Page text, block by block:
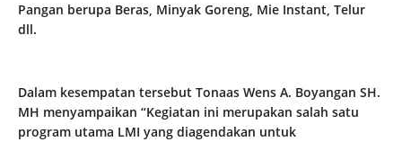
Pangan berupa Beras, Minyak Goreng, Mie Instant, Telur
dll.
Dalam kesempatan tersebut Tonaas Wens A. Boyangan SH.
MH menyampaikan “Kegiatan ini merupakan salah satu
program utama LMI yang diagendakan untuk